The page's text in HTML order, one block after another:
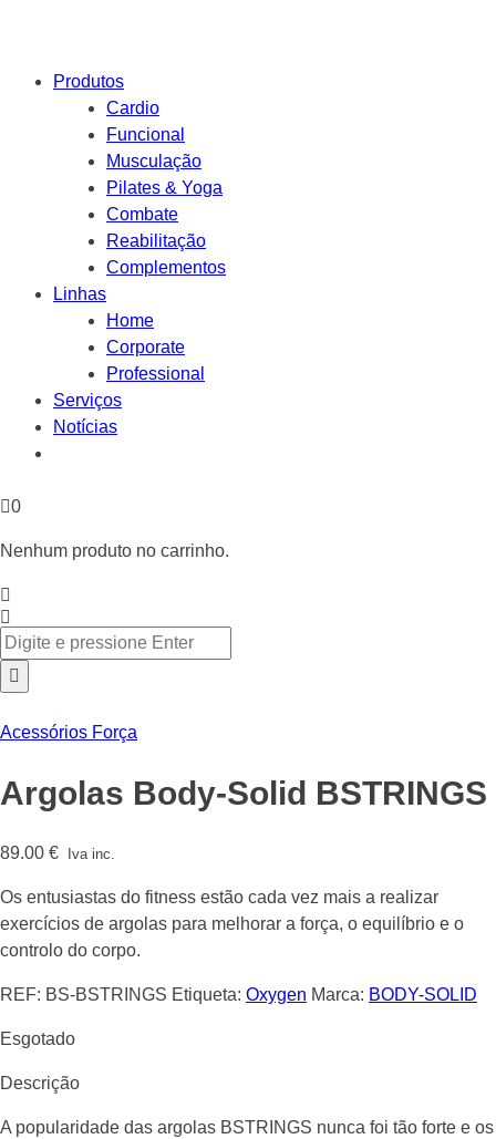
Produtos
Cardio
Funcional
Musculação
Pilates & Yoga
Combate
Reabilitação
Complementos
Linhas
Home
Corporate
Professional
Serviços
Notícias
0
Nenhum produto no carrinho.
Acessórios Força
Argolas Body-Solid BSTRINGS
89.00 € Iva inc.
Os entusiastas do fitness estão cada vez mais a realizar
exercícios de argolas para melhorar a força, o equilíbrio e o
controlo do corpo.
REF: BS-BSTRINGS Etiqueta: Oxygen Marca: BODY-SOLID
Esgotado
Descrição
A popularidade das argolas BSTRINGS nunca foi tão forte e os